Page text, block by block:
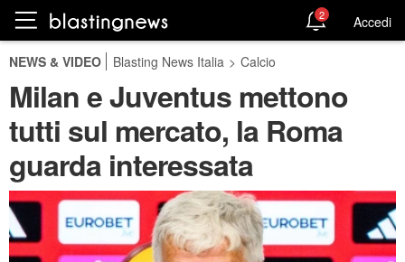
2 Accedi
NEWS & VIDEO Blasting News Italia > Calcio
Milan e Juventus mettono
tutti sul mercato, la Roma
guarda interessata